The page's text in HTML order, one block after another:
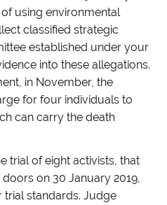
using environmental
classified strategic
established under your
into these allegations.
in November, the
for four individuals to
can carry the death
trial of eight activists, that
on 30 January 2019,
standards. Judge